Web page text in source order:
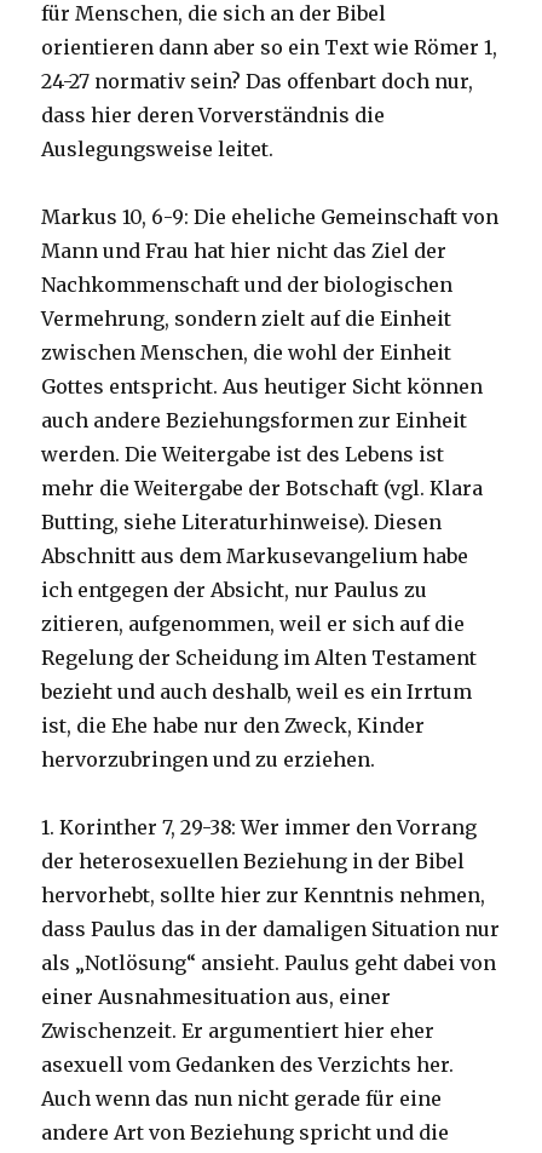
für Menschen, die sich an der Bibel
orientieren dann aber so ein Text wie Römer 1,
24-27 normativ sein? Das offenbart doch nur,
dass hier deren Vorverständnis die
Auslegungsweise leitet.
Markus 10, 6-9: Die eheliche Gemeinschaft von
Mann und Frau hat hier nicht das Ziel der
Nachkommenschaft und der biologischen
Vermehrung, sondern zielt auf die Einheit
zwischen Menschen, die wohl der Einheit
Gottes entspricht. Aus heutiger Sicht können
auch andere Beziehungsformen zur Einheit
werden. Die Weitergabe ist des Lebens ist
mehr die Weitergabe der Botschaft (vgl. Klara
Butting, siehe Literaturhinweise). Diesen
Abschnitt aus dem Markusevangelium habe
ich entgegen der Absicht, nur Paulus zu
zitieren, aufgenommen, weil er sich auf die
Regelung der Scheidung im Alten Testament
bezieht und auch deshalb, weil es ein Irrtum
ist, die Ehe habe nur den Zweck, Kinder
hervorzubringen und zu erziehen.
1. Korinther 7, 29-38: Wer immer den Vorrang
der heterosexuellen Beziehung in der Bibel
hervorhebt, sollte hier zur Kenntnis nehmen,
dass Paulus das in der damaligen Situation nur
als „Notlösung“ ansieht. Paulus geht dabei von
einer Ausnahmesituation aus, einer
Zwischenzeit. Er argumentiert hier eher
asexuell vom Gedanken des Verzichts her.
Auch wenn das nun nicht gerade für eine
andere Art von Beziehung spricht und die